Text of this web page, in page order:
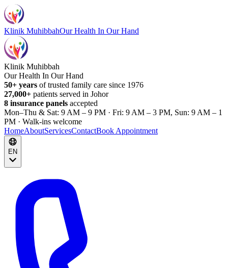
Klinik MuhibbahOur Health In Our Hand
Klinik Muhibbah
Our Health In Our Hand
50+ years of trusted family care since 1976
27,000+ patients served in Johor
8 insurance panels accepted
Mon–Thu & Sat: 9 AM – 9 PM · Fri: 9 AM – 3 PM, Sun: 9 AM – 1
PM · Walk-ins welcome
HomeAboutServicesContactBook Appointment
EN